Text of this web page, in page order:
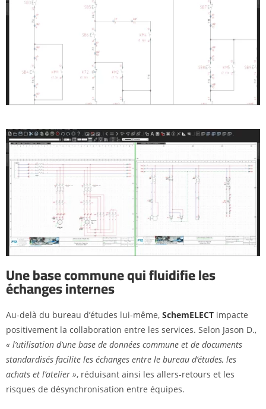
Une base commune qui fluidifie les
échanges internes
Au-delà du bureau d’études lui-même, SchemELECT impacte
positivement la collaboration entre les services. Selon Jason D.,
« l’utilisation d’une base de données commune et de documents
standardisés facilite les échanges entre le bureau d’études, les
achats et l’atelier », réduisant ainsi les allers-retours et les
risques de désynchronisation entre équipes.